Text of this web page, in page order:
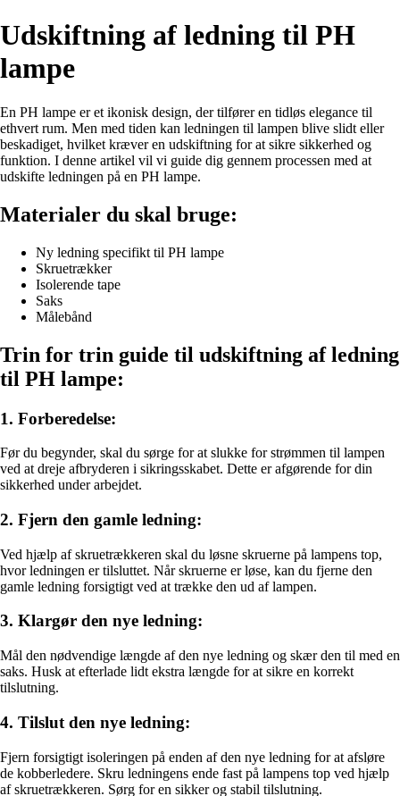
Udskiftning af ledning til PH
lampe
En PH lampe er et ikonisk design, der tilfører en tidløs elegance til
ethvert rum. Men med tiden kan ledningen til lampen blive slidt eller
beskadiget, hvilket kræver en udskiftning for at sikre sikkerhed og
funktion. I denne artikel vil vi guide dig gennem processen med at
udskifte ledningen på en PH lampe.
Materialer du skal bruge:
Ny ledning specifikt til PH lampe
Skruetrækker
Isolerende tape
Saks
Målebånd
Trin for trin guide til udskiftning af ledning
til PH lampe:
1. Forberedelse:
Før du begynder, skal du sørge for at slukke for strømmen til lampen
ved at dreje afbryderen i sikringsskabet. Dette er afgørende for din
sikkerhed under arbejdet.
2. Fjern den gamle ledning:
Ved hjælp af skruetrækkeren skal du løsne skruerne på lampens top,
hvor ledningen er tilsluttet. Når skruerne er løse, kan du fjerne den
gamle ledning forsigtigt ved at trække den ud af lampen.
3. Klargør den nye ledning:
Mål den nødvendige længde af den nye ledning og skær den til med en
saks. Husk at efterlade lidt ekstra længde for at sikre en korrekt
tilslutning.
4. Tilslut den nye ledning:
Fjern forsigtigt isoleringen på enden af den nye ledning for at afsløre
de kobberledere. Skru ledningens ende fast på lampens top ved hjælp
af skruetrækkeren. Sørg for en sikker og stabil tilslutning.